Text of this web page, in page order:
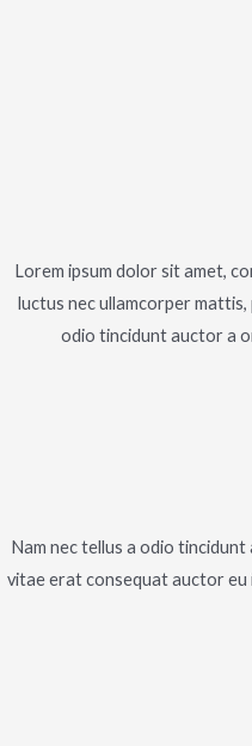
Lorem ipsum dolor sit amet,
luctus nec ullamcorper mattis,
odio tincidunt auctor a
Nam nec tellus a odio
vitae erat consequat auctor eu